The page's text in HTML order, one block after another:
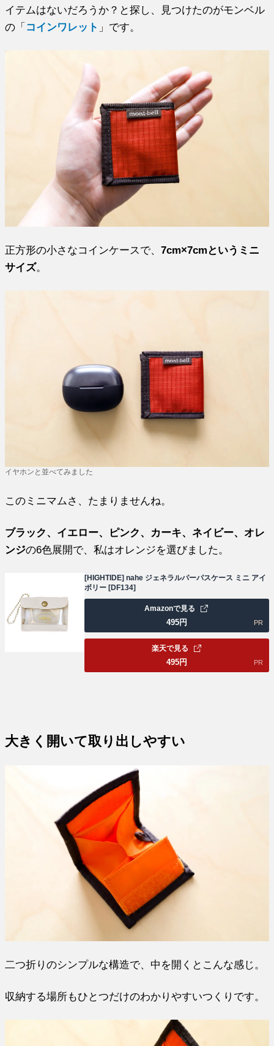
イテムはないだろうか？と探し、見つけたのがモンベル
の「 コインワレット 」です。
正方形の小さなコインケースで、7cm×7cmというミニ
サイズ。
イヤホンと並べてみました
このミニマムさ、たまりませんね。
ブラック、イエロー、ピンク、カーキ、ネイビー、オレ
ンジの6色展開で、私はオレンジを選びました。
[HIGHTIDE] nahe ジェネラルパーパスケース ミニ アイ
ボリー [DF134]
495円
Amazonで見る
PR
495円
楽天で見る
PR
大きく開いて取り出しやすい
二つ折りのシンプルな構造で、中を開くとこんな感じ。
収納する場所もひとつだけのわかりやすいつくりです。